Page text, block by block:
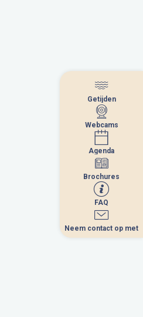
Getijden
Webcams
Agenda
Brochures
FAQ
Neem contact op met
sa di